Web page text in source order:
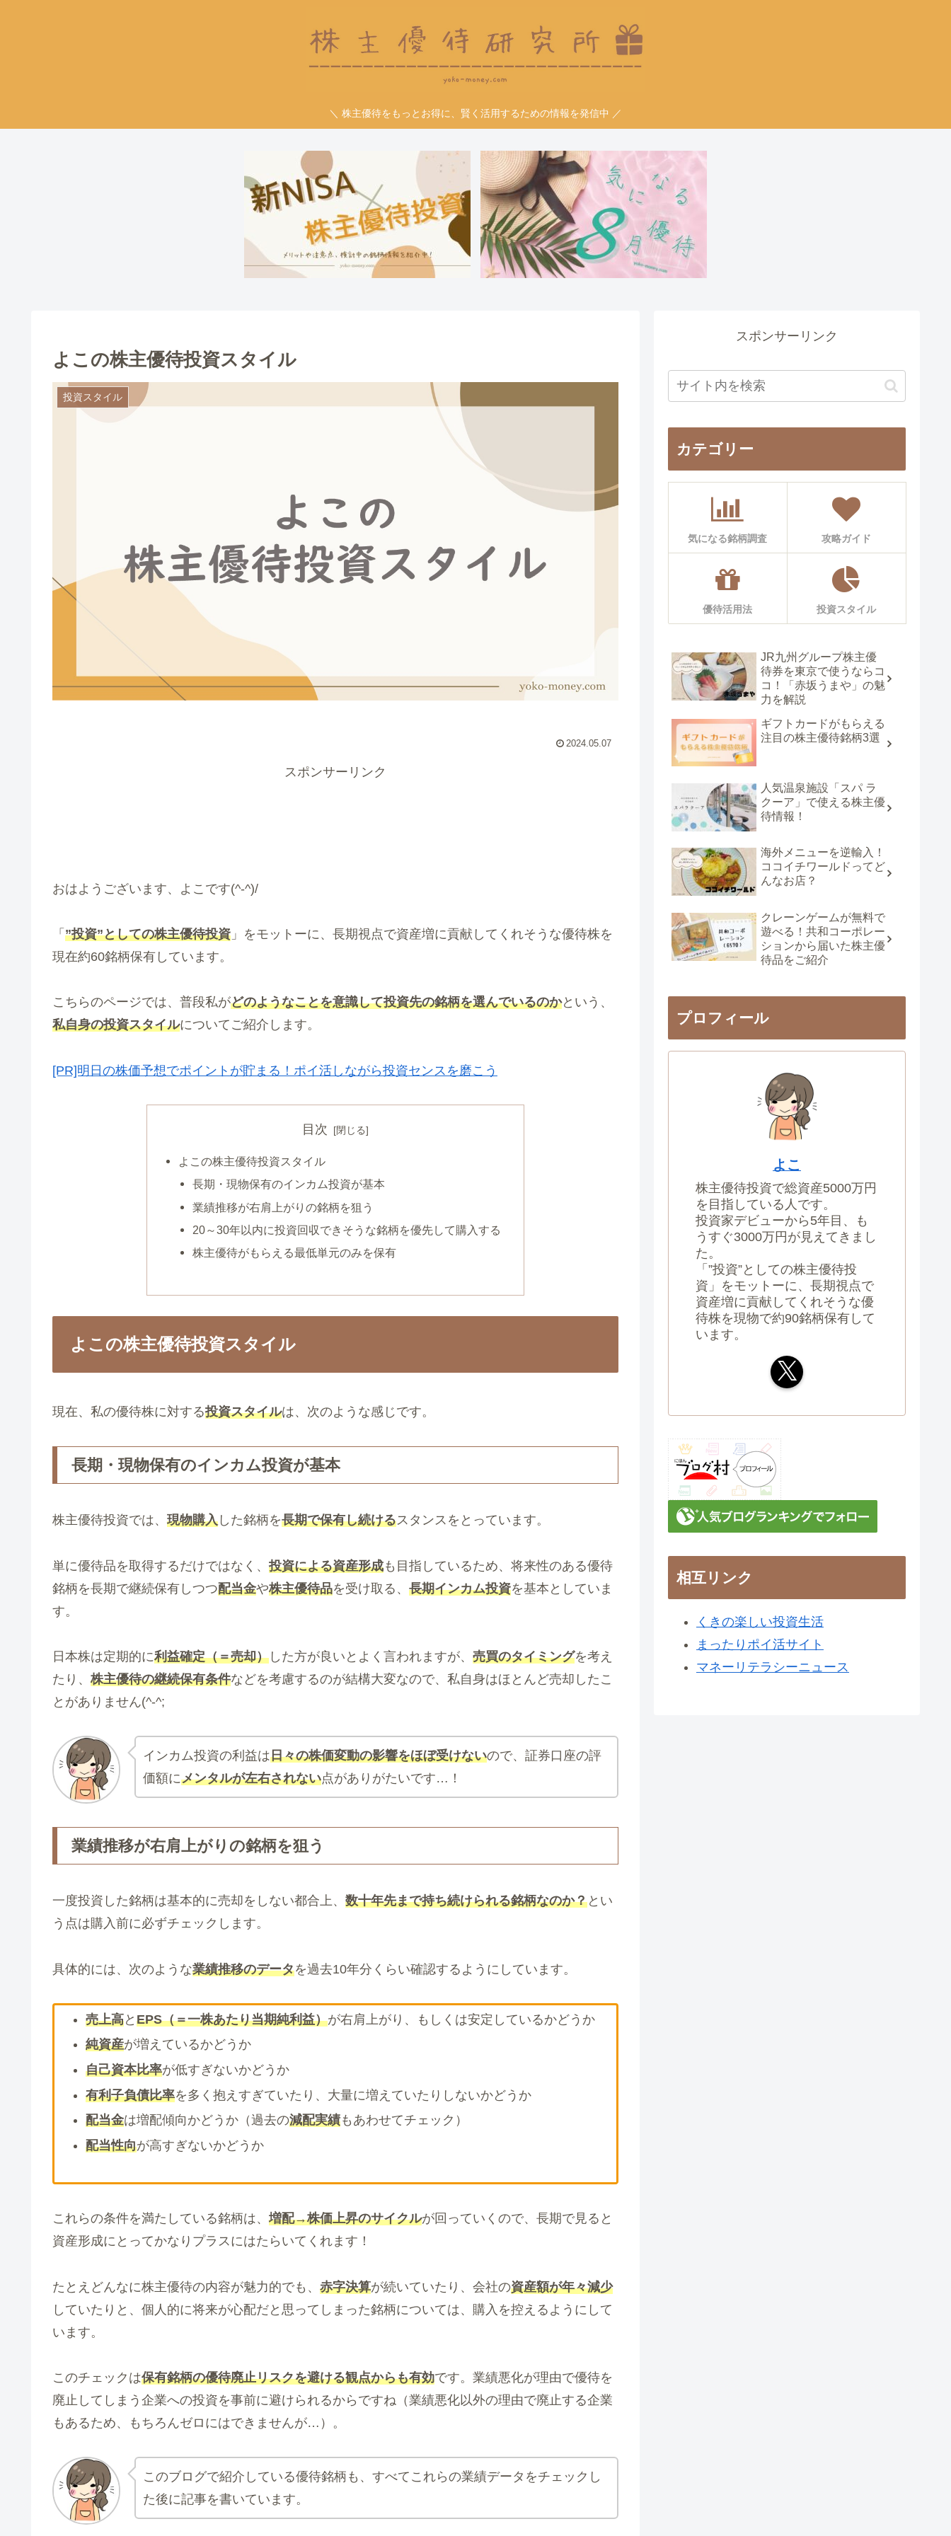
＼ 株主優待をもっとお得に、賢く活用するための情報を発信中 ／
よこの株主優待投資スタイル
投資スタイル
2024.05.07
スポンサーリンク
おはようございます、よこです(^-^)/
「 ”投資”としての株主優待投資 」をモットーに、長期視点で資産増に貢献してくれそうな優待株を
現在約60銘柄保有しています。
こちらのページでは、普段私がどのようなことを意識して投資先の銘柄を選んでいるのかという、
私自身の投資スタイルについてご紹介します。
[PR]明日の株価予想でポイントが貯まる！ポイ活しながら投資センスを磨こう
目次
よこの株主優待投資スタイル
長期・現物保有のインカム投資が基本
業績推移が右肩上がりの銘柄を狙う
20～30年以内に投資回収できそうな銘柄を優先して購入する
株主優待がもらえる最低単元のみを保有
よこの株主優待投資スタイル
現在、私の優待株に対する投資スタイルは、次のような感じです。
長期・現物保有のインカム投資が基本
株主優待投資では、 現物購入 した銘柄を長期で保有し続けるスタンスをとっています。
単に優待品を取得するだけではなく、 投資による資産形成も目指しているため、将来性のある優待
銘柄を長期で継続保有しつつ配当金や株主優待品を受け取る、 長期インカム投資を基本としていま
す。
日本株は定期的に利益確定（＝売却） した方が良いとよく言われますが、 売買のタイミングを考え
たり、 株主優待の継続保有条件などを考慮するのが結構大変なので、私自身はほとんど売却したこ
とがありません(^-^;
インカム投資の利益は日々の株価変動の影響をほぼ受けないので、証券口座の評
価額にメンタルが左右されない点がありがたいです…！
業績推移が右肩上がりの銘柄を狙う
一度投資した銘柄は基本的に売却をしない都合上、 数十年先まで持ち続けられる銘柄なのか？とい
う点は購入前に必ずチェックします。
具体的には、次のような業績推移のデータを過去10年分くらい確認するようにしています。
売上高と EPS（＝一株あたり当期純利益）が右肩上がり、もしくは安定しているかどうか
純資産が増えているかどうか
自己資本比率が低すぎないかどうか
有利子負債比率を多く抱えすぎていたり、大量に増えていたりしないかどうか
配当金は増配傾向かどうか（過去の減配実績もあわせてチェック）
配当性向が高すぎないかどうか
これらの条件を満たしている銘柄は、 増配→株価上昇のサイクルが回っていくので、長期で見ると
資産形成にとってかなりプラスにはたらいてくれます！
たとえどんなに株主優待の内容が魅力的でも、 赤字決算が続いていたり、会社の資産額が年々減少
していたりと、個人的に将来が心配だと思ってしまった銘柄については、購入を控えるようにして
います。
このチェックは保有銘柄の優待廃止リスクを避ける観点からも有効です。業績悪化が理由で優待を
廃止してしまう企業への投資を事前に避けられるからですね（業績悪化以外の理由で廃止する企業
もあるため、もちろんゼロにはできませんが…）。
このブログで紹介している優待銘柄も、すべてこれらの業績データをチェックし
た後に記事を書いています。
スポンサーリンク
カテゴリー
気になる銘柄調査 攻略ガイド
優待活用法 投資スタイル
JR九州グループ株主優
待券を東京で使うならコ
コ！「赤坂うまや」の魅
力を解説
ギフトカードがもらえる
注目の株主優待銘柄3選
人気温泉施設「スパ ラ
クーア」で使える株主優
待情報！
海外メニューを逆輸入！
ココイチワールドってど
んなお店？
クレーンゲームが無料で
遊べる！共和コーポレー
ションから届いた株主優
待品をご紹介
プロフィール
よこ
株主優待投資で総資産5000万円
を目指している人です。
投資家デビューから5年目、も
うすぐ3000万円が見えてきまし
た。
「”投資”としての株主優待投
資」をモットーに、長期視点で
資産増に貢献してくれそうな優
待株を現物で約90銘柄保有して
います。
相互リンク
くきの楽しい投資生活
まったりポイ活サイト
マネーリテラシーニュース